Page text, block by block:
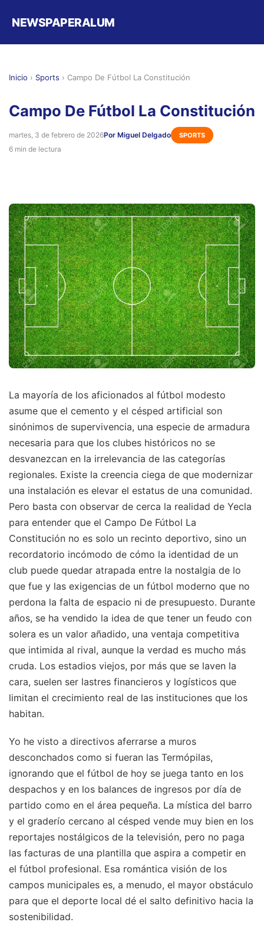
NEWSPAPERALUM
Inicio › Sports › Campo De Fútbol La Constitución
Campo De Fútbol La Constitución
martes, 3 de febrero de 2026Por Miguel Delgado SPORTS
6 min de lectura
La mayoría de los aficionados al fútbol modesto
asume que el cemento y el césped artificial son
sinónimos de supervivencia, una especie de armadura
necesaria para que los clubes históricos no se
desvanezcan en la irrelevancia de las categorías
regionales. Existe la creencia ciega de que modernizar
una instalación es elevar el estatus de una comunidad.
Pero basta con observar de cerca la realidad de Yecla
para entender que el Campo De Fútbol La
Constitución no es solo un recinto deportivo, sino un
recordatorio incómodo de cómo la identidad de un
club puede quedar atrapada entre la nostalgia de lo
que fue y las exigencias de un fútbol moderno que no
perdona la falta de espacio ni de presupuesto. Durante
años, se ha vendido la idea de que tener un feudo con
solera es un valor añadido, una ventaja competitiva
que intimida al rival, aunque la verdad es mucho más
cruda. Los estadios viejos, por más que se laven la
cara, suelen ser lastres financieros y logísticos que
limitan el crecimiento real de las instituciones que los
habitan.
Yo he visto a directivos aferrarse a muros
desconchados como si fueran las Termópilas,
ignorando que el fútbol de hoy se juega tanto en los
despachos y en los balances de ingresos por día de
partido como en el área pequeña. La mística del barro
y el graderío cercano al césped vende muy bien en los
reportajes nostálgicos de la televisión, pero no paga
las facturas de una plantilla que aspira a competir en
el fútbol profesional. Esa romántica visión de los
campos municipales es, a menudo, el mayor obstáculo
para que el deporte local dé el salto definitivo hacia la
sostenibilidad.